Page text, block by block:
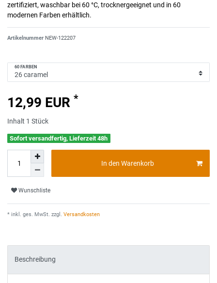
zertifiziert, waschbar bei 60 °C, trocknergeeignet und in 60
modernen Farben erhältlich.
Artikelnummer NEW-122207
60 FARBEN
12,99 EUR *
Inhalt 1 Stück
Sofort versandfertig, Lieferzeit 48h
In den Warenkorb
Wunschliste
* inkl. ges. MwSt. zzgl. Versandkosten
Beschreibung